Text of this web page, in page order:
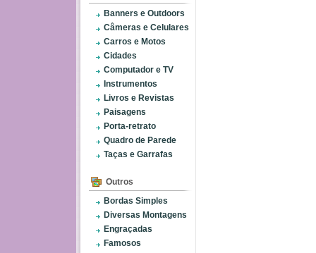
Banners e Outdoors
Câmeras e Celulares
Carros e Motos
Cidades
Computador e TV
Instrumentos
Livros e Revistas
Paisagens
Porta-retrato
Quadro de Parede
Taças e Garrafas
Outros
Bordas Simples
Diversas Montagens
Engraçadas
Famosos